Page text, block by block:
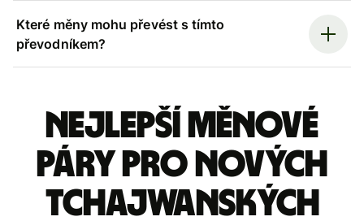
Které měny mohu převést s tímto
převodníkem?
Nejlepší měnové
páry pro nových
tchajwanských